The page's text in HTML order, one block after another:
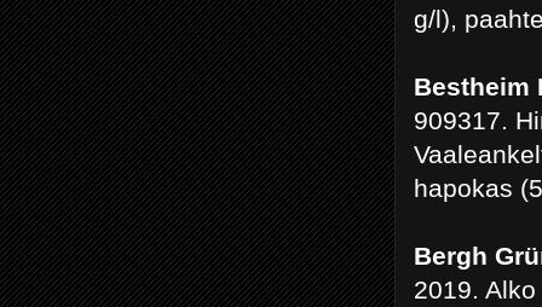
g/l),
Bestheim
909317.
hapokas
Bergh
2019.